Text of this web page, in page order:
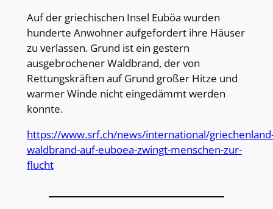
Auf der griechischen Insel Euböa wurden
hunderte Anwohner aufgefordert ihre Häuser
zu verlassen. Grund ist ein gestern
ausgebrochener Waldbrand, der von
Rettungskräften auf Grund großer Hitze und
warmer Winde nicht eingedämmt werden
konnte.
https://www.srf.ch/news/international/
waldbrand-auf-euboea-zwingt-menschen-zur-
flucht